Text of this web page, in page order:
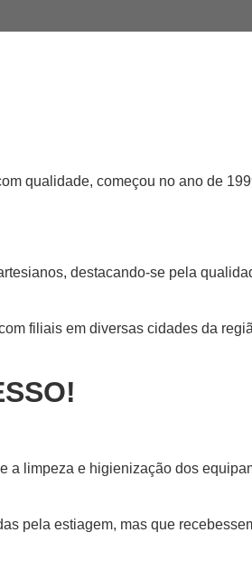
qualidade, começou no ano de
destacando-se pela
filiais em diversas cidades da
a limpeza e higienização dos
pela estiagem, mas que